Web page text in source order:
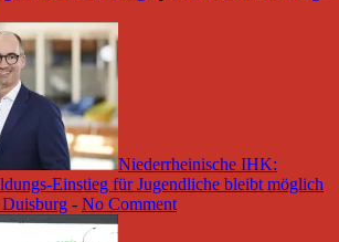
Niederrheinische IHK:
Einstieg für Jugendliche bleibt möglich
- No Comment